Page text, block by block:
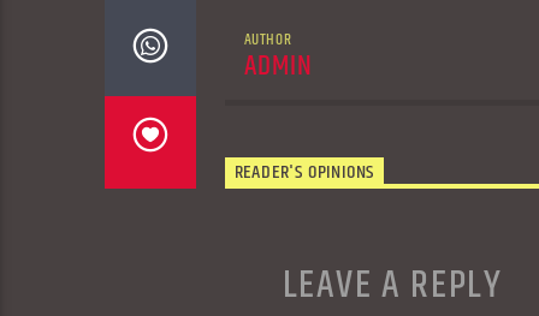
AUTHOR
ADMIN
READER'S OPINIONS
LEAVE A REPLY